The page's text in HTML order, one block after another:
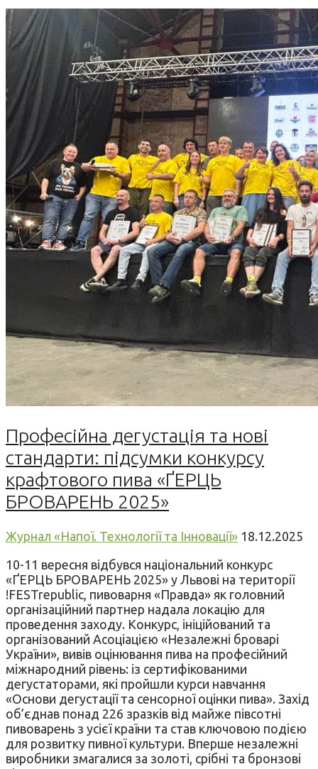
Професійна дегустація та нові
стандарти: підсумки конкурсу
крафтового пива «ҐЕРЦЬ
БРОВАРЕНЬ 2025»
Журнал «Напої. Технології та Інновації» 18.12.2025
10-11 вересня відбувся національний конкурс
«ҐЕРЦЬ БРОВАРЕНЬ 2025» у Львові на території
!FESTrepublic, пивоварня «Правда» як головний
організаційний партнер надала локацію для
проведення заходу. Конкурс, ініційований та
організований Асоціацією «Незалежні броварі
України», вивів оцінювання пива на професійний
міжнародний рівень: із сертифікованими
дегустаторами, які пройшли курси навчання
«Основи дегустації та сенсорної оцінки пива». Захід
об’єднав понад 226 зразків від майже півсотні
пивоварень з усієї країни та став ключовою подією
для розвитку пивної культури. Вперше незалежні
виробники змагалися за золоті, срібні та бронзові